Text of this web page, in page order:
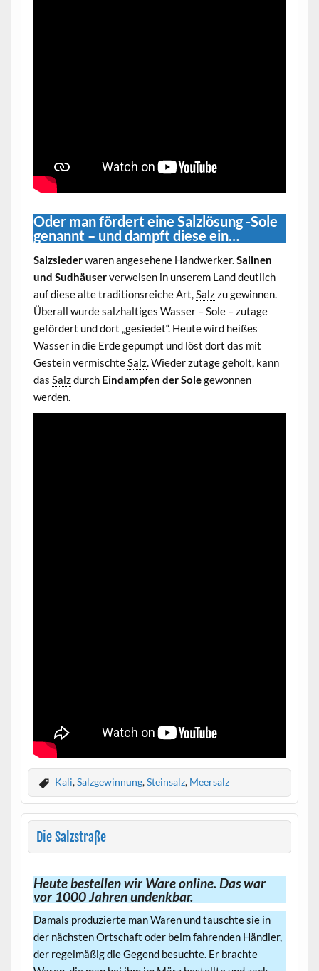
Oder man fördert eine Salzlösung -Sole
genannt – und dampft diese ein…
Salzsiederwaren angesehene Handwerker.Salinen
und Sudhäuserverweisen in unserem Land deutlich
auf diese alte traditionsreiche Art,Salzzu gewinnen.
Überall wurde salzhaltiges Wasser – Sole – zutage
gefördert und dort „gesiedet“. Heute wird heißes
Wasser in die Erde gepumpt und löst dort das mit
Gestein vermischteSalz. Wieder zutage geholt, kann
das Salzdurch Eindampfen der Solegewonnen
werden.
Kali,Salzgewinnung,Steinsalz, Meersalz
Die Salzstraße
Heute bestellen wir Ware online. Das war
vor 1000 Jahren undenkbar.
Damals produzierte man Waren und tauschte sie in
der nächsten Ortschaft oder beim fahrenden Händler,
der regelmäßig die Gegend besuchte. Er brachte